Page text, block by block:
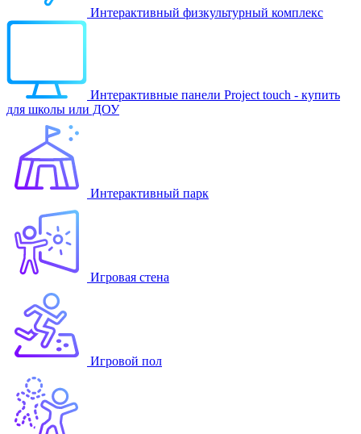
Интерактивный физкультурный комплекс
Интерактивные панели Project touch - купить
для школы или ДОУ
Интерактивный парк
Игровая стена
Игровой пол